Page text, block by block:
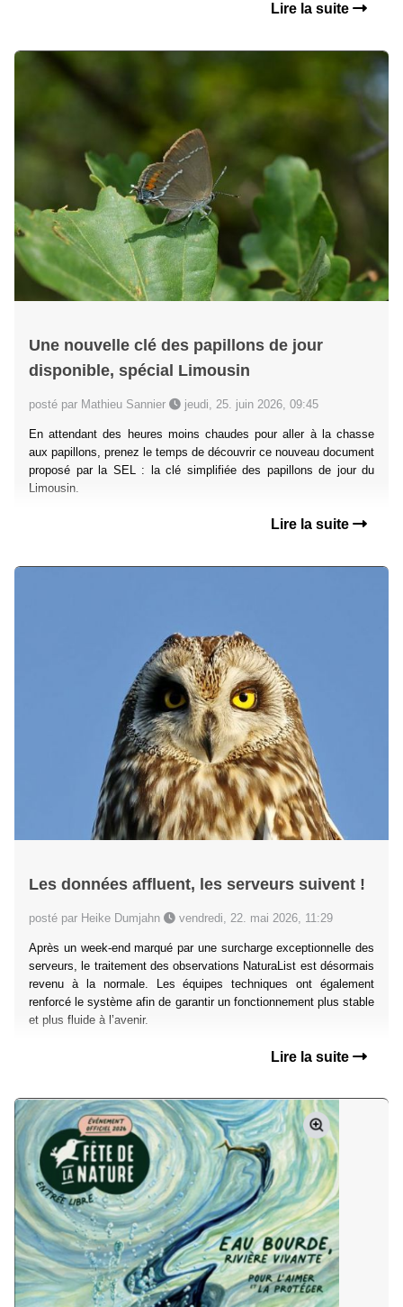
Lire la suite
Une nouvelle clé des papillons de jour
disponible, spécial Limousin
posté par Mathieu Sannier jeudi, 25. juin 2026, 09:45
En attendant des heures moins chaudes pour aller à la chasse
aux papillons, prenez le temps de découvrir ce nouveau document
proposé par la SEL : la clé simplifiée des papillons de jour du
Limousin.
Lire la suite
Les données affluent, les serveurs suivent !
posté par Heike Dumjahn vendredi, 22. mai 2026, 11:29
Après un week-end marqué par une surcharge exceptionnelle des
serveurs, le traitement des observations NaturaList est désormais
revenu à la normale. Les équipes techniques ont également
renforcé le système afin de garantir un fonctionnement plus stable
et plus fluide à l’avenir.
Lire la suite